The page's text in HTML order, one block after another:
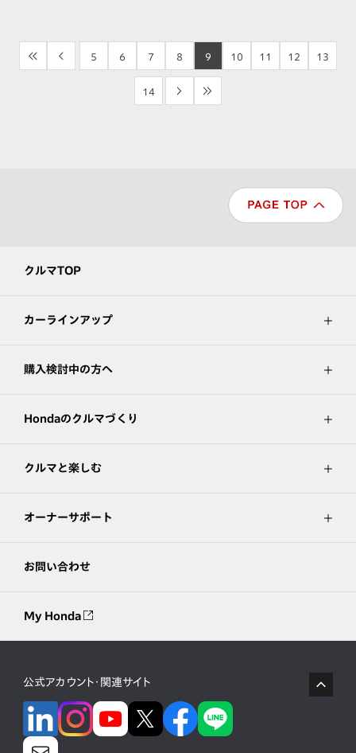
<< < 5 6 7 8 9 10 11 12 13
14 > >>
クルマTOP
カーラインアップ
購入検討中の方へ
Hondaのクルマづくり
クルマと楽しむ
オーナーサポート
お問い合わせ
My Honda
公式アカウント・関連サイト